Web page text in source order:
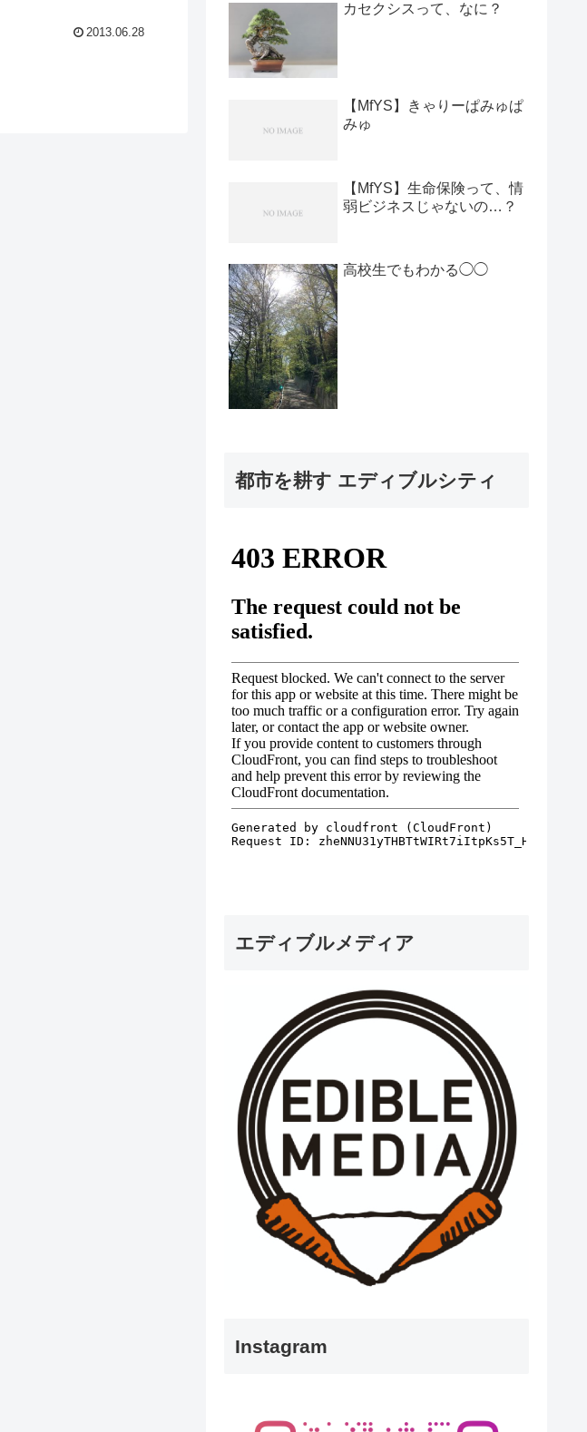
2013.06.28
カセクシスって、なに？
【MfYS】きゃりーぱみゅぱ
みゅ
【MfYS】生命保険って、情
弱ビジネスじゃないの…？
高校生でもわかる◯◯
都市を耕す エディブルシティ
エディブルメディア
Instagram